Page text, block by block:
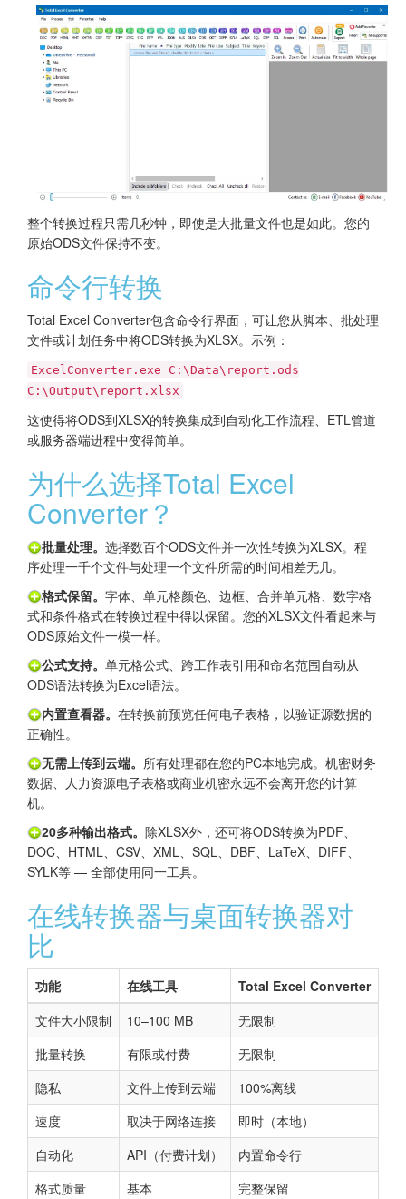
整个转换过程只需几秒钟，即使是大批量文件也是如此。您的
原始ODS文件保持不变。
命令行转换
Total Excel Converter包含命令行界面，可让您从脚本、批处理
文件或计划任务中将ODS转换为XLSX。示例：
ExcelConverter.exe C:\Data\report.ods
C:\Output\report.xlsx
这使得将ODS到XLSX的转换集成到自动化工作流程、ETL管道
或服务器端进程中变得简单。
为什么选择Total Excel
Converter？
批量处理。 选择数百个ODS文件并一次性转换为XLSX。程
序处理一千个文件与处理一个文件所需的时间相差无几。
格式保留。 字体、单元格颜色、边框、合并单元格、数字格
式和条件格式在转换过程中得以保留。您的XLSX文件看起来与
ODS原始文件一模一样。
公式支持。 单元格公式、跨工作表引用和命名范围自动从
ODS语法转换为Excel语法。
内置查看器。 在转换前预览任何电子表格，以验证源数据的
正确性。
无需上传到云端。 所有处理都在您的PC本地完成。机密财务
数据、人力资源电子表格或商业机密永远不会离开您的计算
机。
20多种输出格式。 除XLSX外，还可将ODS转换为PDF、
DOC、HTML、CSV、XML、SQL、DBF、LaTeX、DIFF、
SYLK等 — 全部使用同一工具。
在线转换器与桌面转换器对
比
功能 在线工具
Total Excel Converter
文件大小限制
10–100 MB
无限制
批量转换
有限或付费
无限制
隐私
文件上传到云端
100%离线
速度
取决于网络连接
即时（本地）
自动化
API（付费计划）
内置命令行
格式质量
基本
完整保留